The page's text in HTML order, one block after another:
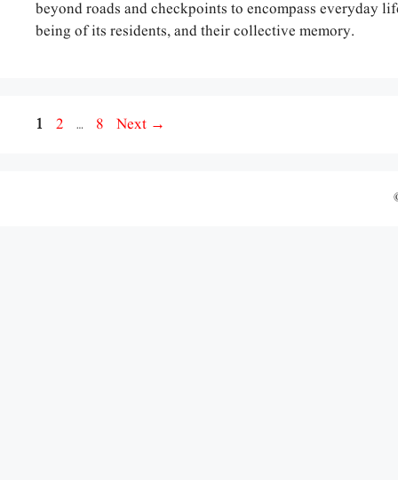
beyond roads and checkpoints to encompass everyday
being of its residents, and their collective memory.
Page
1 Page
2 … Page
8 Next →